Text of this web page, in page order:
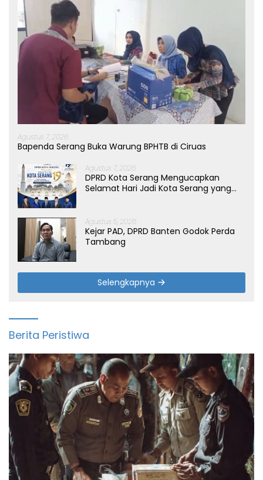
Agustus 7, 2026
Bapenda Serang Buka Warung BPHTB di Ciruas
Agustus 7, 2026
DPRD Kota Serang Mengucapkan
Selamat Hari Jadi Kota Serang yang
Agustus 5, 2026
Kejar PAD, DPRD Banten Godok Perda
Tambang
Selengkapnya
Berita Peristiwa